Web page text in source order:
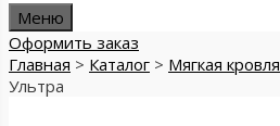
Меню
Оформить заказ
Главная > Каталог > Мягкая кровля
Ультра